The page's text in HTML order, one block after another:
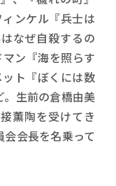
ィンケル『兵士は
なぜ自殺するの
ン『海を照らす
ト『ぼくには数
生前の倉橋由美
薫陶を受けてき
会長を名乗って